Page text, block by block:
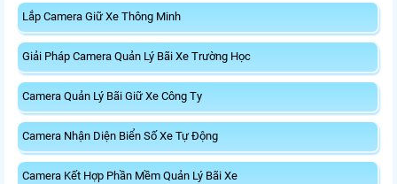
Lắp Camera Giữ Xe Thông Minh
Giải Pháp Camera Quản Lý Bãi Xe Trường Học
Camera Quản Lý Bãi Giữ Xe Công Ty
Camera Nhận Diện Biển Số Xe Tự Động
Camera Kết Hợp Phần Mềm Quản Lý Bãi Xe